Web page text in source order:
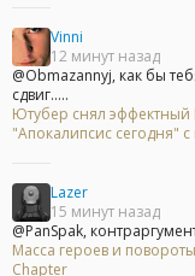
Vinni
12 минут назад
@Obmazannyj, как бы
сдвиг.....
Ютубер снял эффектный
"Апокалипсис сегодня"
Lazer
15 минут назад
@PanSpak,
Масса героев и
Chapter